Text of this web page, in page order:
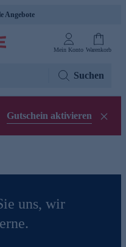
Angebote
Mein Konto Warenkorb
Suchen
Gutschein aktivieren
uns, wir